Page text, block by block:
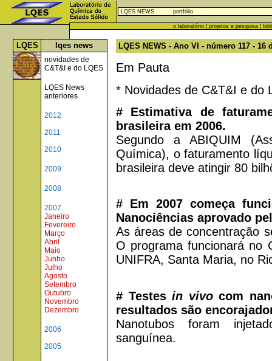
LQES NEWS portfólio
o laboratório projetos e pesquisa
LQES lqes news
novidades de
C&T&I e do LQES
LQES News
anteriores
2012
2011
2010
2009
2008
2007
Janeiro
Fevereiro
Março
Abril
Maio
Junho
Julho
Agosto
Setembro
Outubro
Novembro
Dezembro
2006
2005
LQES NEWS - Ano VI - número 117 - 16
Em Pauta
* Novidades de C&T&I e do
# Estimativa de
brasileira em 2006.
Segundo a ABIQUIM
Química), o faturamento
brasileira deve atingir 80
# Em 2007 começa
Nanociências aprovado
As áreas de concentração
O programa funcionará no
UNIFRA, Santa Maria, no
# Testesin vivocom
resultados são
Nanotubos foram
sanguínea.